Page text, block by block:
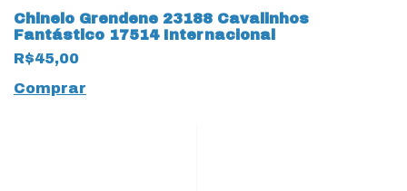
Chinelo Grendene 23188 Cavalinhos
Fantástico 17514 Internacional
R$45,00
Comprar